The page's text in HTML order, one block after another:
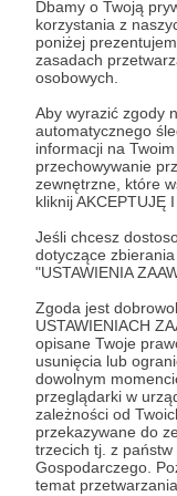
Dbamy o Twoją
korzystania z
poniżej
zasadach
osobowych.
Aby wyrazić zgody
automatycznego
informacji na
przechowywanie
zewnętrzne, które
kliknij AKCEPTUJĘ
Jeśli chcesz
dotyczące
"USTAWIENIA
Zgoda jest
USTAWIENIACH
opisane Twoje
usunięcia lub
dowolnym
przeglądarki w
zależności od
przekazywane do
trzecich tj. z
Gospodarczego.
temat
misją jest
fantastyki,
sportu.Każdy z
abyście mogli
foto, wideo
poświęcamy
w którym
portalem o
wciąż chcemy
możecie
sięgnąć
YouTube,
na naszą
robić lepsze
mobilną na
naszych
Cele
💡 150 zł —
(minimum)
150 zł
miesięcznie
25
To jest próg,
prostu działać.
Pokrywamy
rzeczy: serwer,
potrzebne do
Discorda.